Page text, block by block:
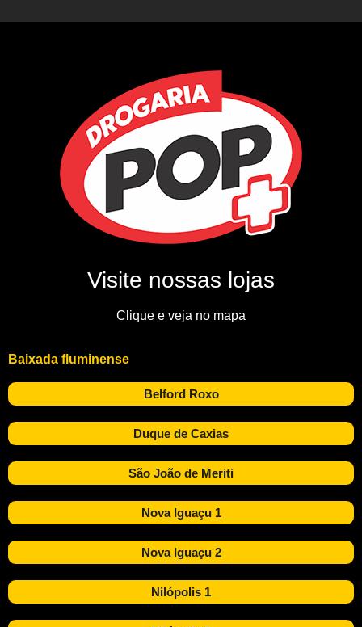
Visite nossas lojas
Clique e veja no mapa
Baixada fluminense
Belford Roxo
Duque de Caxias
São João de Meriti
Nova Iguaçu 1
Nova Iguaçu 2
Nilópolis 1